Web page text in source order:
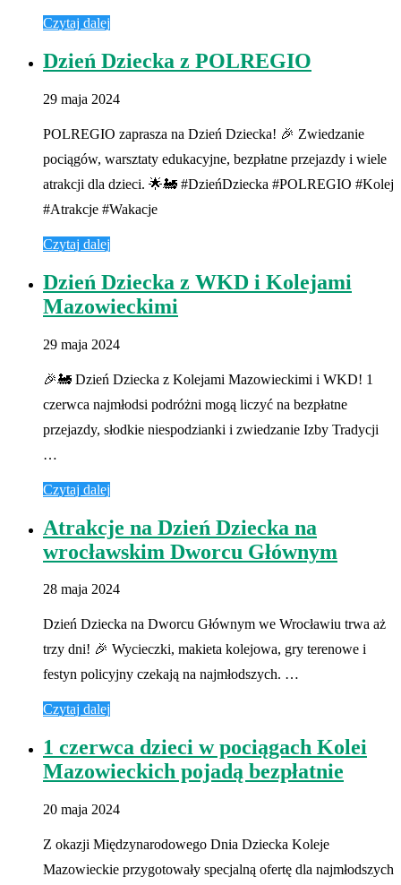
Czytaj dalej
Dzień Dziecka z POLREGIO
29 maja 2024
POLREGIO zaprasza na Dzień Dziecka! 🎉 Zwiedzanie
pociągów, warsztaty edukacyjne, bezpłatne przejazdy i wiele
atrakcji dla dzieci. 🌟🚂 #DzieńDziecka #POLREGIO #Kolej
#Atrakcje #Wakacje
Czytaj dalej
Dzień Dziecka z WKD i Kolejami
Mazowieckimi
29 maja 2024
🎉🚂 Dzień Dziecka z Kolejami Mazowieckimi i WKD! 1
czerwca najmłodsi podróżni mogą liczyć na bezpłatne
przejazdy, słodkie niespodzianki i zwiedzanie Izby Tradycji
…
Czytaj dalej
Atrakcje na Dzień Dziecka na
wrocławskim Dworcu Głównym
28 maja 2024
Dzień Dziecka na Dworcu Głównym we Wrocławiu trwa aż
trzy dni! 🎉 Wycieczki, makieta kolejowa, gry terenowe i
festyn policyjny czekają na najmłodszych. …
Czytaj dalej
1 czerwca dzieci w pociągach Kolei
Mazowieckich pojadą bezpłatnie
20 maja 2024
Z okazji Międzynarodowego Dnia Dziecka Koleje
Mazowieckie przygotowały specjalną ofertę dla najmłodszych